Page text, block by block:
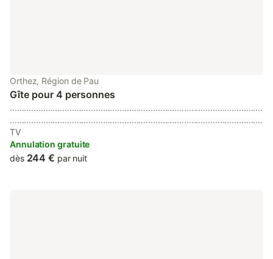
Orthez, Région de Pau
Gîte pour 4 personnes
..........................................................................................................
..........................................................................................................
...
TV
Annulation gratuite
dès 244 € par nuit